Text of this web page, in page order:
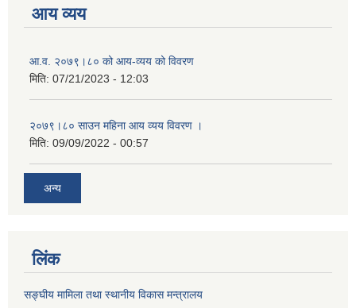
आय व्यय
आ.व. २०७९।८० को आय-व्यय को विवरण
मिति: 07/21/2023 - 12:03
२०७९।८० साउन महिना आय व्यय विवरण ।
मिति: 09/09/2022 - 00:57
अन्य
लिंक
सङ्घीय मामिला तथा स्थानीय विकास मन्त्रालय